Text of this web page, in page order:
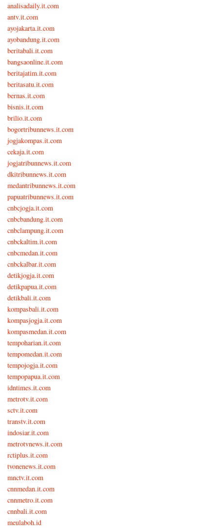
analisadaily.it.com
antv.it.com
ayojakarta.it.com
ayobandung.it.com
beritabali.it.com
bangsaonline.it.com
beritajatim.it.com
beritasatu.it.com
bernas.it.com
bisnis.it.com
brilio.it.com
bogortribunnews.it.com
jogjakompas.it.com
cekaja.it.com
jogjatribunnews.it.com
dkitribunnews.it.com
medantribunnews.it.com
papuatribunnews.it.com
cnbcjogja.it.com
cnbcbandung.it.com
cnbclampung.it.com
cnbckaltim.it.com
cnbcmedan.it.com
cnbckalbar.it.com
detikjogja.it.com
detikpapua.it.com
detikbali.it.com
kompasbali.it.com
kompasjogja.it.com
kompasmedan.it.com
tempoharian.it.com
tempomedan.it.com
tempojogja.it.com
tempopapua.it.com
idntimes.it.com
metrotv.it.com
sctv.it.com
transtv.it.com
indosiar.it.com
metrotvnews.it.com
rctiplus.it.com
tvonenews.it.com
mnctv.it.com
cnnmedan.it.com
cnnmetro.it.com
cnnbali.it.com
meulaboh.id